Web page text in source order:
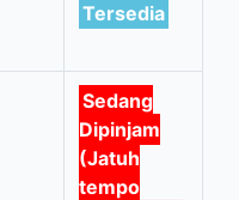
Tersedia
Sedang
Dipinjam
(Jatuh
tempo